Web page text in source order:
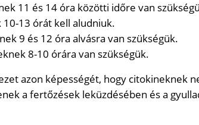
11 és 14 óra közötti időre van
13 órát kell aludniuk.
9 és 12 óra alvásra van szükségük.
8-10 órára van szükségük.
azon képességét, hogy citokineknek
a fertőzések leküzdésében és a